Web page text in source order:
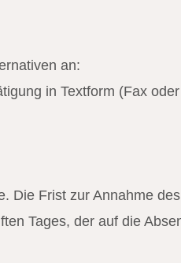
an:
in Textform (Fax
Die Frist zur Annahme
Tages, der auf die